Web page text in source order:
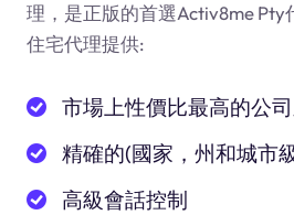
理，是正版的首選Activ8me Pty
住宅代理提供:
市場上性價比最高的公
精確的(國家，州和城市
高級會話控制